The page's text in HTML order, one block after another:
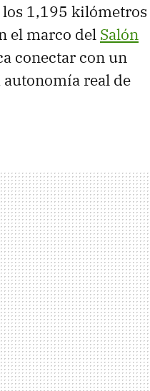
1,195 kilómetros
el marco del Salón
conectar con un
real de